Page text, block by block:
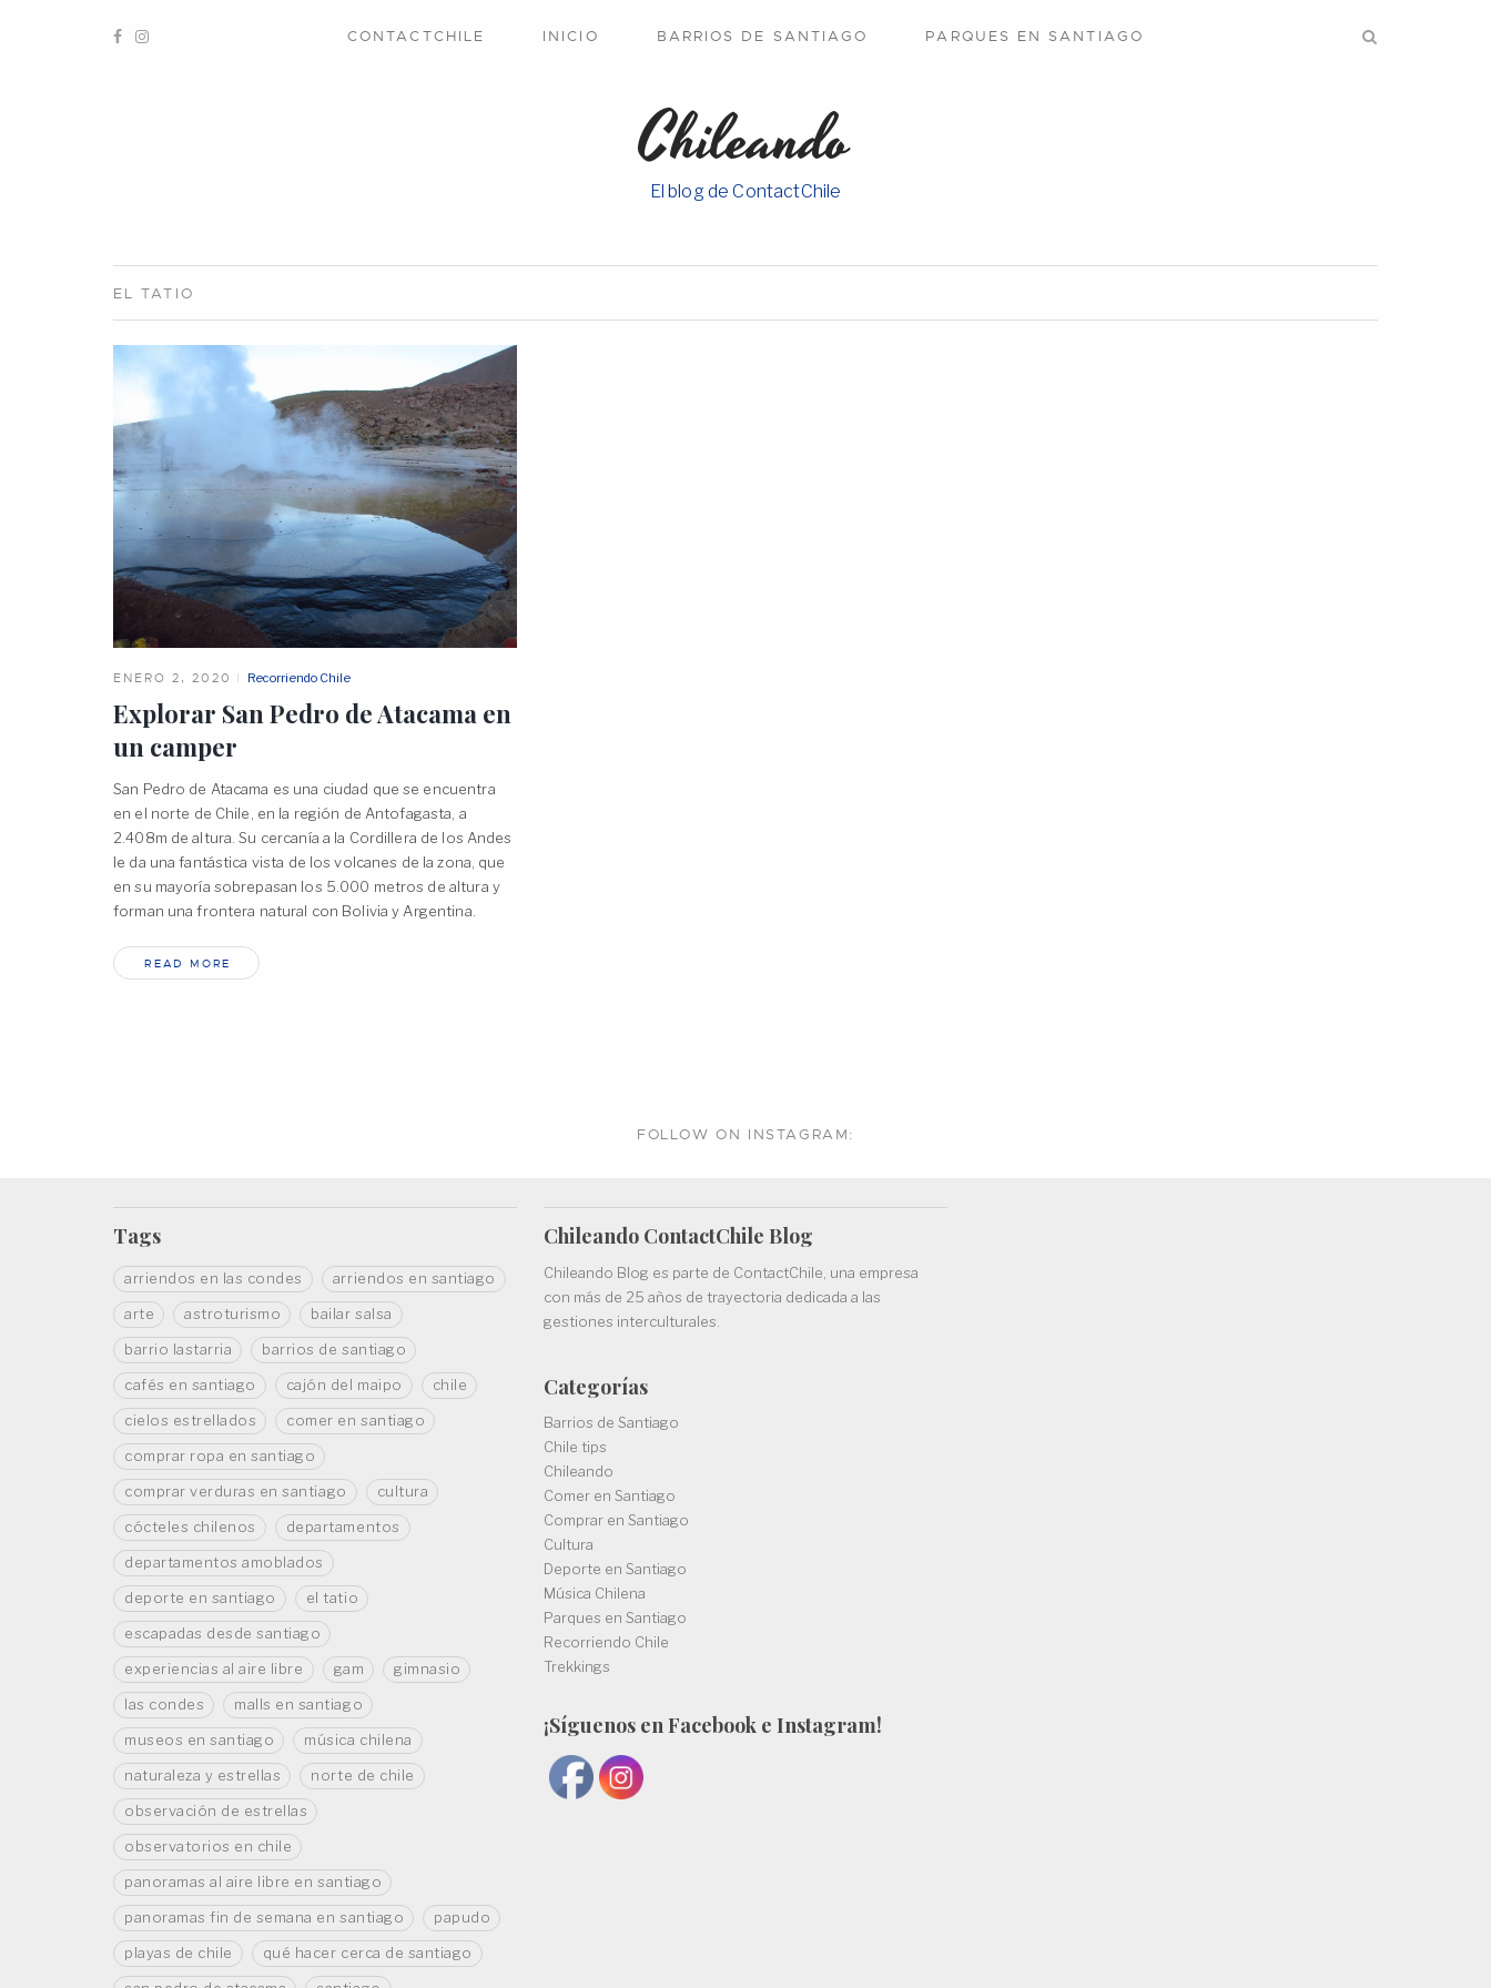
CONTACTCHILE INICIO BARRIOS DE SANTIAGO PARQUES EN SANTIAGO
Chileando
El blog de ContactChile
EL TATIO
ENERO 2, 2020 Recorriendo Chile
Explorar San Pedro de Atacama en
un camper
San Pedro de Atacama es una ciudad que se encuentra
en el norte de Chile, en la región de Antofagasta, a
2.408m de altura. Su cercanía a la Cordillera de los Andes
le da una fantástica vista de los volcanes de la zona, que
en su mayoría sobrepasan los 5.000 metros de altura y
forman una frontera natural con Bolivia y Argentina.
READ MORE
FOLLOW ON INSTAGRAM:
Tags
arriendos en las condes
arriendos en santiago
arte
astroturismo
bailar salsa
barrio lastarria
barrios de santiago
cafés en santiago
cajón del maipo
chile
cielos estrellados
comer en santiago
comprar ropa en santiago
comprar verduras en santiago
cultura
cócteles chilenos
departamentos
departamentos amoblados
deporte en santiago
el tatio
escapadas desde santiago
experiencias al aire libre
gam
gimnasio
las condes
malls en santiago
museos en santiago
música chilena
naturaleza y estrellas
norte de chile
observación de estrellas
observatorios en chile
panoramas al aire libre en santiago
panoramas fin de semana en santiago
papudo
playas de chile
qué hacer cerca de santiago
Chileando ContactChile Blog
Chileando Blog es parte de ContactChile , una empresa
con más de 25 años de trayectoria dedicada a las
gestiones interculturales.
Categorías
Barrios de Santiago
Chile tips
Chileando
Comer en Santiago
Comprar en Santiago
Cultura
Deporte en Santiago
Música Chilena
Parques en Santiago
Recorriendo Chile
Trekkings
¡Síguenos en Facebook e Instagram!